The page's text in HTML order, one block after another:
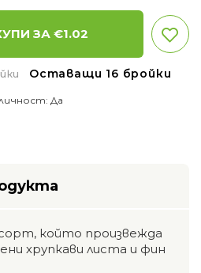
ЗА €1.02
Оставащи 16 бройки
Да
който произвежда
хрупкави листа и фин